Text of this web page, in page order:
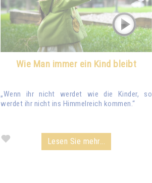
Wie Man immer ein Kind bleibt
„Wenn ihr nicht werdet wie die Kinder, so
werdet ihr nicht ins Himmelreich kommen.“
Lesen Sie mehr...